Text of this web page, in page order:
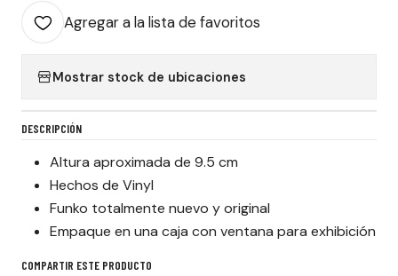
Agregar a la lista de favoritos
Mostrar stock de ubicaciones
DESCRIPCIÓN
Altura aproximada de 9.5 cm
Hechos de Vinyl
Funko totalmente nuevo y original
Empaque en una caja con ventana para exhibición
COMPARTIR ESTE PRODUCTO